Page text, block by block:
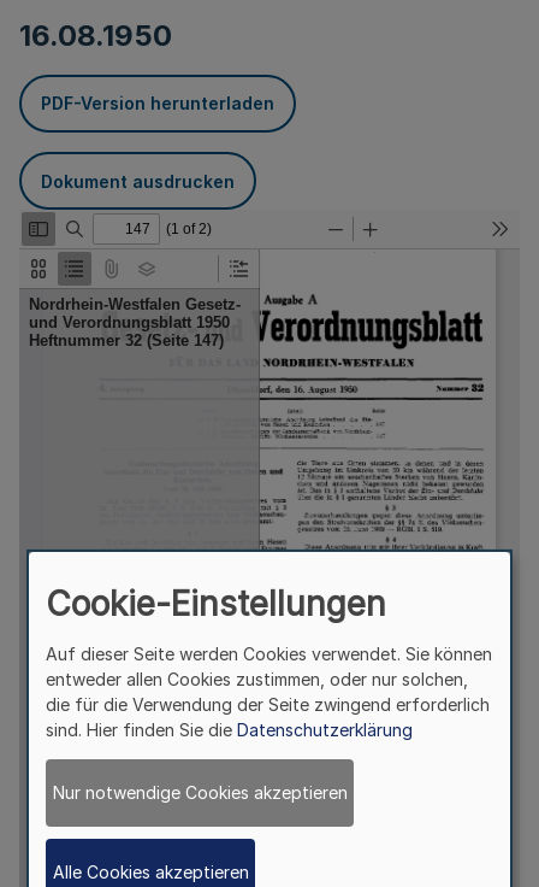
16.08.1950
PDF-Version herunterladen
Dokument ausdrucken
Cookie-Einstellungen
Auf dieser Seite werden Cookies verwendet. Sie können
entweder allen Cookies zustimmen, oder nur solchen,
die für die Verwendung der Seite zwingend erforderlich
sind. Hier finden Sie die Datenschutzerklärung
Nur notwendige Cookies akzeptieren
Alle Cookies akzeptieren